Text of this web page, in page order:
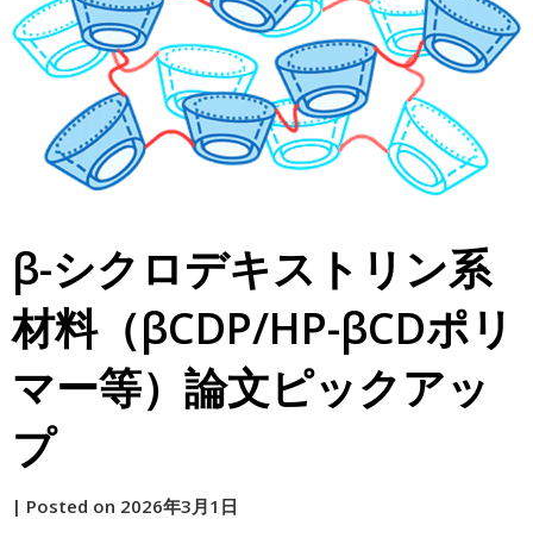
β-シクロデキストリン系
材料（βCDP/HP-βCDポリ
マー等）論文ピックアッ
プ
by
| Posted on 2026年3月1日